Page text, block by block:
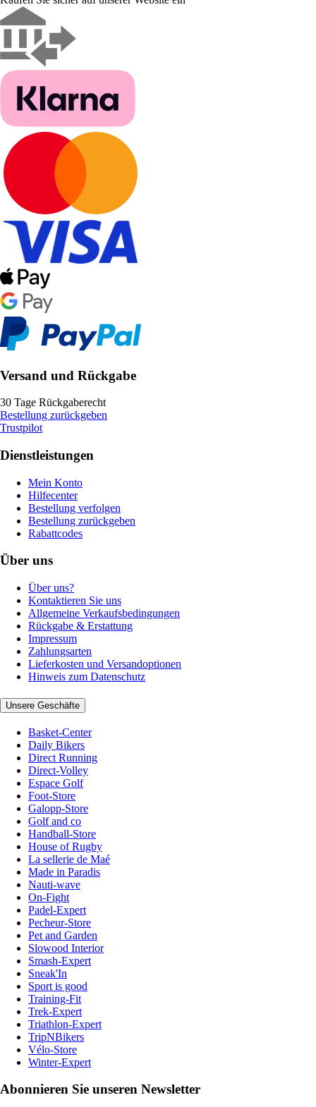
Versand und Rückgabe
30 Tage Rückgaberecht
Bestellung zurückgeben
Trustpilot
Dienstleistungen
Mein Konto
Hilfecenter
Bestellung verfolgen
Bestellung zurückgeben
Rabattcodes
Über uns
Über uns?
Kontaktieren Sie uns
Allgemeine Verkaufsbedingungen
Rückgabe & Erstattung
Impressum
Zahlungsarten
Lieferkosten und Versandoptionen
Hinweis zum Datenschutz
Unsere Geschäfte
Basket-Center
Daily Bikers
Direct Running
Direct-Volley
Espace Golf
Foot-Store
Galopp-Store
Golf and co
Handball-Store
House of Rugby
La sellerie de Maé
Made in Paradis
Nauti-wave
On-Fight
Padel-Expert
Pecheur-Store
Pet and Garden
Slowood Interior
Smash-Expert
Sneak'In
Sport is good
Training-Fit
Trek-Expert
Triathlon-Expert
TripNBikers
Vélo-Store
Winter-Expert
Abonnieren Sie unseren Newsletter